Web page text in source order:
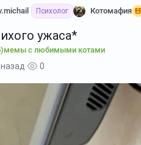
Психолог Котомафия
ужаса*
с любимыми котами
0